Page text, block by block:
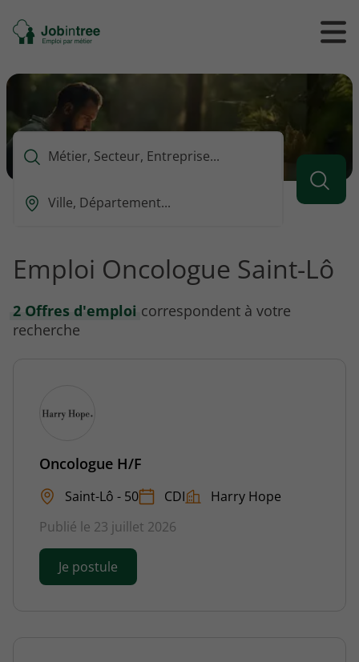
Se
rendre
l'accueil
Ouvrir
/
le
Que
vous
rechercher
Ou
vous
voulez
rechercher
?
Emploi Oncologue Saint-Lô
2 Offres d'emploi correspondent à votre
recherche
Oncologue H/F
Saint-Lô - 50 CDI
Harry Hope
Publié le 23 juillet 2026
Je postule